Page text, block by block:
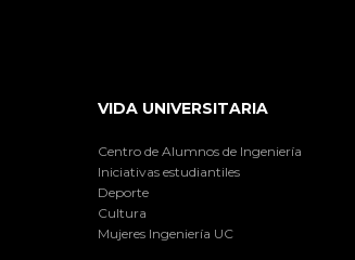
VIDA UNIVERSITARIA
Centro de Alumnos de Ingeniería
Iniciativas estudiantiles
Deporte
Cultura
Mujeres Ingeniería UC